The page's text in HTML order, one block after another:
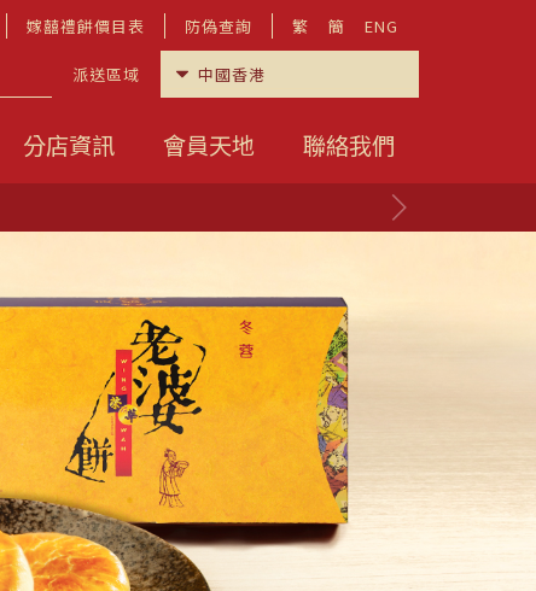
嫁囍禮餅價目表 防偽查詢 繁 簡 ENG
派送區域
分店資訊 會員天地 聯絡我們